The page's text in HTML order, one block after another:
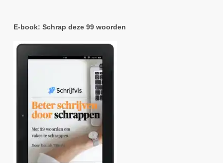
E-book: Schrap deze 99 woorden